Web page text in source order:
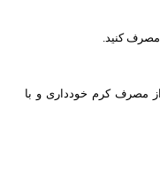
مصرف کرم خودداری و با